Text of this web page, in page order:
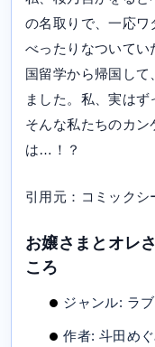
の名取りで、一応
べったりなついてい
国留学から帰国して
ました。私、実は
そんな私たちのカ
は…！？
引用元：コミックシ
お嬢さまとオレ
ころ
ジャンル: ラ
作者: 斗田め